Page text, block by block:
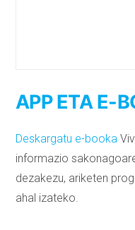
APP ETA E-
Deskargatu e-booka
informazio
dezakezu, ariketen
ahal izateko.